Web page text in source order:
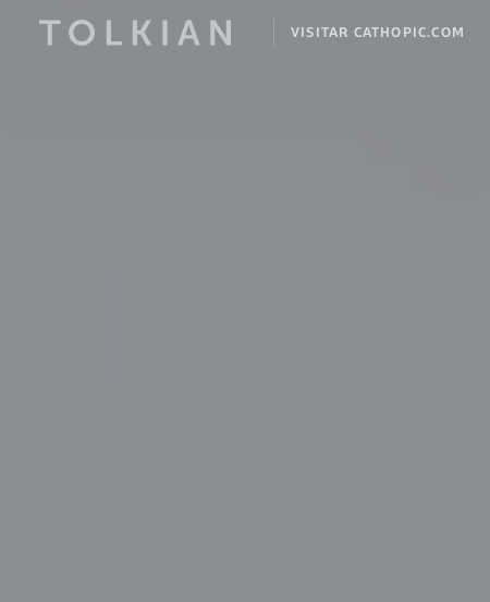
VISITAR CATHOPIC.COM